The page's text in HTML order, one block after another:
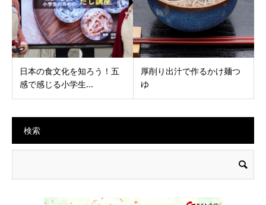
日本の食文化を知ろう！五
感で感じる小学生...
厚削り出汁で作るかけ麺つ
ゆ
検索